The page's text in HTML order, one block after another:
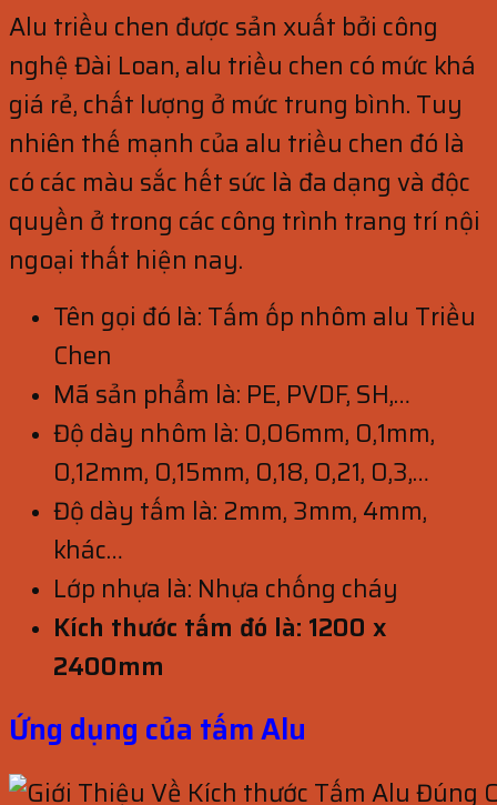
Alu triều chen được sản xuất bởi công
nghệ Đài Loan, alu triều chen có mức khá
giá rẻ, chất lượng ở mức trung bình. Tuy
nhiên thế mạnh của alu triều chen đó là
có các màu sắc hết sức là đa dạng và độc
quyền ở trong các công trình trang trí nội
ngoại thất hiện nay.
Tên gọi đó là: Tấm ốp nhôm alu Triều
Chen
Mã sản phẩm là: PE, PVDF, SH,…
Độ dày nhôm là: 0,06mm, 0,1mm,
0,12mm, 0,15mm, 0,18, 0,21, 0,3,…
Độ dày tấm là: 2mm, 3mm, 4mm,
khác…
Lớp nhựa là: Nhựa chống cháy
Kích thước tấm đó là: 1200 x
2400mm
Ứng dụng của tấm Alu